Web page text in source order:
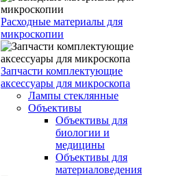
Расходные материалы для
микроскопии
Запчасти комплектующие
аксессуары для микроскопа
Лампы стеклянные
Объективы
Объективы для
биологии и
медицины
Объективы для
материаловедения